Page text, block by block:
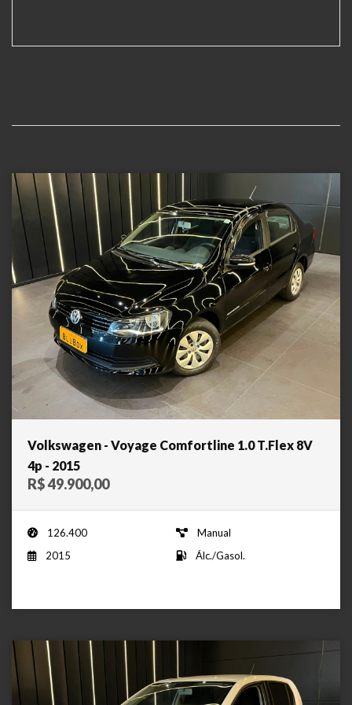
Volkswagen - Voyage Comfortline 1.0 T.Flex 8V
4p - 2015
R$ 49.900,00
126.400
Manual
2015
Álc./Gasol.